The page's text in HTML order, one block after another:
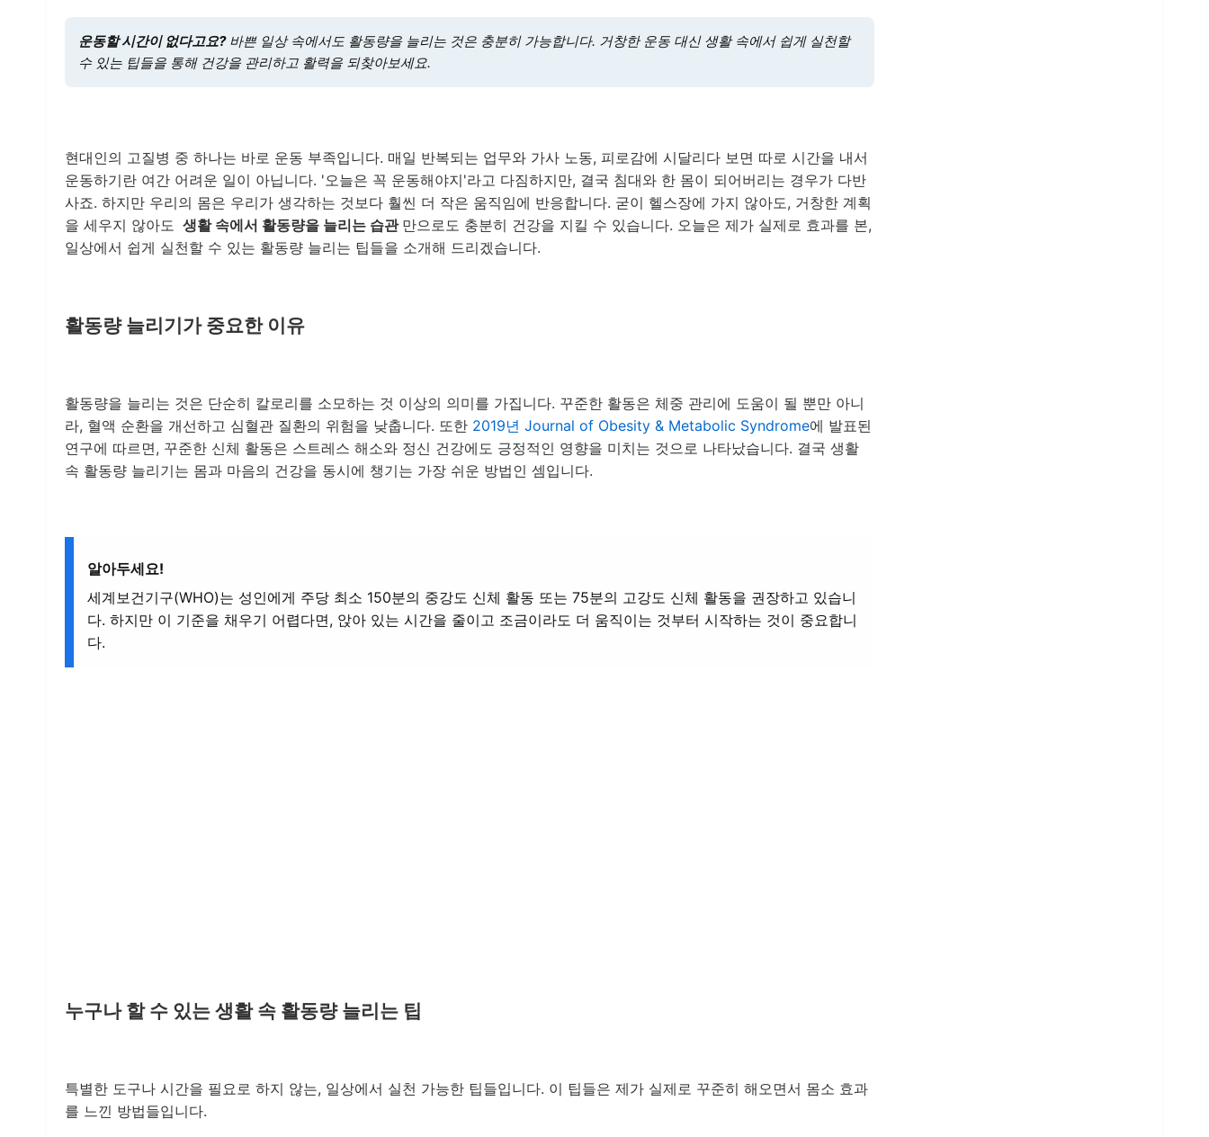
운동할 시간이 없다고요?바쁜 일상 속에서도 활동량을 늘리는 것은 충분히 가능합니다. 거창한 운동 대신 생활 속에서 쉽게 실천할
수 있는 팁들을 통해 건강을 관리하고 활력을 되찾아보세요.
현대인의 고질병 중 하나는 바로 운동 부족입니다. 매일 반복되는 업무와 가사 노동, 피로감에 시달리다 보면 따로 시간을 내서
운동하기란 여간 어려운 일이 아닙니다. '오늘은 꼭 운동해야지'라고 다짐하지만, 결국 침대와 한 몸이 되어버리는 경우가 다반
사죠. 하지만 우리의 몸은 우리가 생각하는 것보다 훨씬 더 작은 움직임에 반응합니다. 굳이 헬스장에 가지 않아도, 거창한 계획
을 세우지 않아도 생활 속에서 활동량을 늘리는 습관 만으로도 충분히 건강을 지킬 수 있습니다. 오늘은 제가 실제로 효과를 본,
일상에서 쉽게 실천할 수 있는 활동량 늘리는 팁들을 소개해 드리겠습니다.
활동량 늘리기가 중요한 이유
활동량을 늘리는 것은 단순히 칼로리를 소모하는 것 이상의 의미를 가집니다. 꾸준한 활동은 체중 관리에 도움이 될 뿐만 아니
라, 혈액 순환을 개선하고 심혈관 질환의 위험을 낮춥니다. 또한 2019년 Journal of Obesity & Metabolic Syndrome에 발표된
연구에 따르면, 꾸준한 신체 활동은 스트레스 해소와 정신 건강에도 긍정적인 영향을 미치는 것으로 나타났습니다. 결국 생활
속 활동량 늘리기는 몸과 마음의 건강을 동시에 챙기는 가장 쉬운 방법인 셈입니다.
알아두세요!
세계보건기구(WHO)는 성인에게 주당 최소 150분의 중강도 신체 활동 또는 75분의 고강도 신체 활동을 권장하고 있습니
다. 하지만 이 기준을 채우기 어렵다면, 앉아 있는 시간을 줄이고 조금이라도 더 움직이는 것부터 시작하는 것이 중요합니
다.
누구나 할 수 있는 생활 속 활동량 늘리는 팁
특별한 도구나 시간을 필요로 하지 않는, 일상에서 실천 가능한 팁들입니다. 이 팁들은 제가 실제로 꾸준히 해오면서 몸소 효과
를 느낀 방법들입니다.